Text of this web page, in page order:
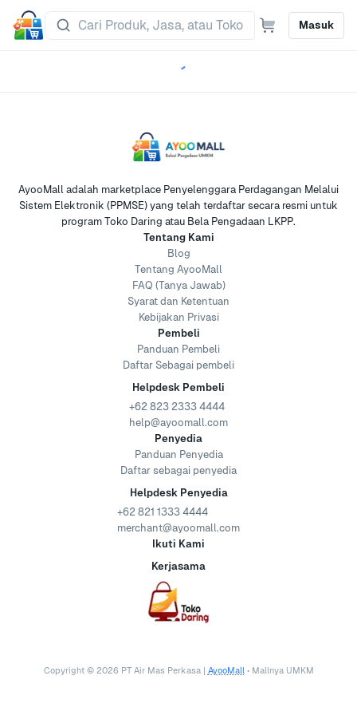
Masuk
AyooMall adalah marketplace Penyelenggara Perdagangan Melalui
Sistem Elektronik (PPMSE) yang telah terdaftar secara resmi untuk
program Toko Daring atau Bela Pengadaan LKPP.
Tentang Kami
Blog
Tentang AyooMall
FAQ (Tanya Jawab)
Syarat dan Ketentuan
Kebijakan Privasi
Pembeli
Panduan Pembeli
Daftar Sebagai pembeli
Helpdesk Pembeli
+62 823 2333 4444
help@ayoomall.com
Penyedia
Panduan Penyedia
Daftar sebagai penyedia
Helpdesk Penyedia
+62 821 1333 4444
merchant@ayoomall.com
Ikuti Kami
Kerjasama
Copyright © 2026 PT Air Mas Perkasa | AyooMall • Mallnya UMKM